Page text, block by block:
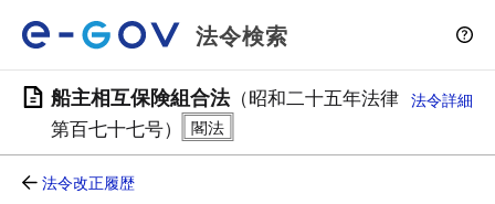
法令検索
船主相互保険組合法（昭和二十五年法律
第百七十七号）
法令詳細
法令改正履歴